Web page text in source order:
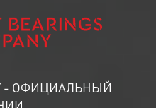
- ОФИЦИАЛЬНЫЙ